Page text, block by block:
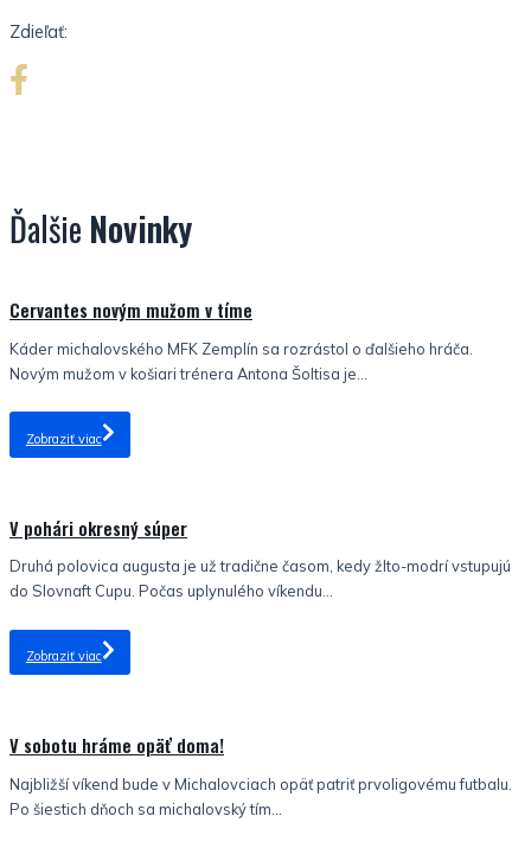
Zdieľať:
Ďalšie Novinky
Cervantes novým mužom v tíme
Káder michalovského MFK Zemplín sa rozrástol o ďalšieho hráča.
Novým mužom v košiari trénera Antona Šoltisa je...
Zobraziť viac
V pohári okresný súper
Druhá polovica augusta je už tradične časom, kedy žlto-modrí vstupujú
do Slovnaft Cupu. Počas uplynulého víkendu...
Zobraziť viac
V sobotu hráme opäť doma!
Najbližší víkend bude v Michalovciach opäť patriť prvoligovému futbalu.
Po šiestich dňoch sa michalovský tím...